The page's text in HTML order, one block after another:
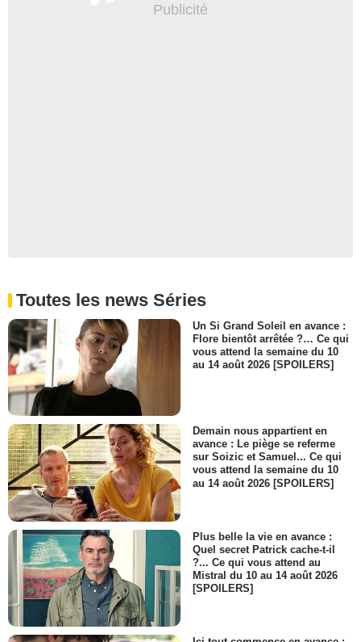
Toutes les news Séries
Un Si Grand Soleil en avance :
Flore bientôt arrêtée ?… Ce qui
vous attend la semaine du 10
au 14 août 2026 [SPOILERS]
Demain nous appartient en
avance : Le piège se referme
sur Soizic et Samuel... Ce qui
vous attend la semaine du 10
au 14 août 2026 [SPOILERS]
Plus belle la vie en avance :
Quel secret Patrick cache-t-il
?... Ce qui vous attend au
Mistral du 10 au 14 août 2026
[SPOILERS]